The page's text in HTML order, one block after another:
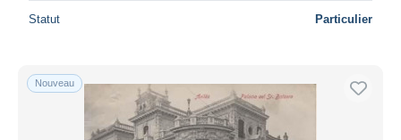
Statut Particulier
Nouveau